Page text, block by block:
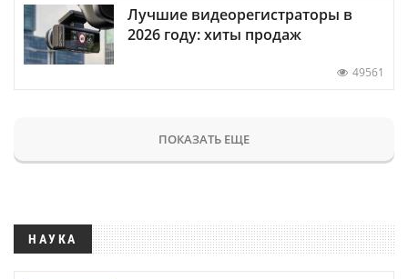
Лучшие видеорегистраторы в
2026 году: хиты продаж
49561
ПОКАЗАТЬ ЕЩЕ
НАУКА